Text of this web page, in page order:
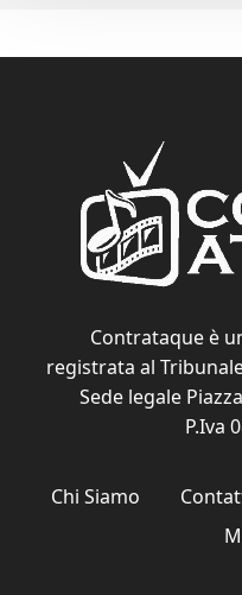
Contrataque è
registrata al
Sede legale
P.Iva
Chi Siamo